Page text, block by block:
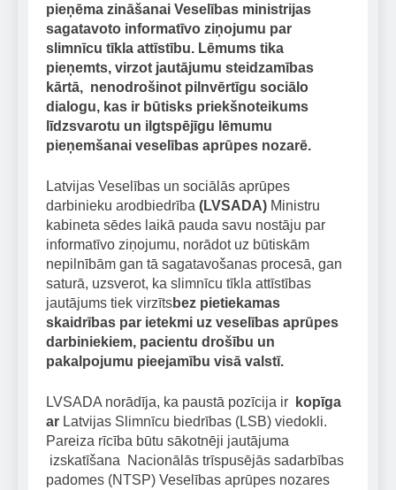
pieņēma zināšanai Veselības ministrijas
sagatavoto informatīvo ziņojumu par
slimnīcu tīkla attīstību. Lēmums tika
pieņemts, virzot jautājumu steidzamības
kārtā, nenodrošinot pilnvērtīgu sociālo
dialogu, kas ir būtisks priekšnoteikums
līdzsvarotu un ilgtspējīgu lēmumu
pieņemšanai veselības aprūpes nozarē.
Latvijas Veselības un sociālās aprūpes
darbinieku arodbiedrība (LVSADA) Ministru
kabineta sēdes laikā pauda savu nostāju par
informatīvo ziņojumu, norādot uz būtiskām
nepilnībām gan tā sagatavošanas procesā, gan
saturā, uzsverot, ka slimnīcu tīkla attīstības
jautājums tiek virzītsbez pietiekamas
skaidrības par ietekmi uz veselības aprūpes
darbiniekiem, pacientu drošību un
pakalpojumu pieejamību visā valstī.
LVSADA norādīja, ka paustā pozīcija ir
kopīga
ar Latvijas Slimnīcu biedrības (LSB) viedokli.
Pareiza rīcība būtu sākotnēji jautājuma
izskatīšana Nacionālās trīspusējās sadarbības
padomes (NTSP) Veselības aprūpes nozares